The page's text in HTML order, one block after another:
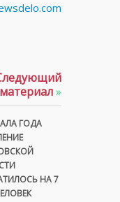
материал»
ГОДА
НА 7